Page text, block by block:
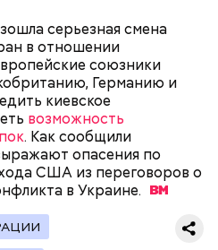
серьезная смена
в отношении
союзники
Германию и
киевское
возможность
. Как сообщили
опасения по
США из переговоров о
в Украине.
в работе на